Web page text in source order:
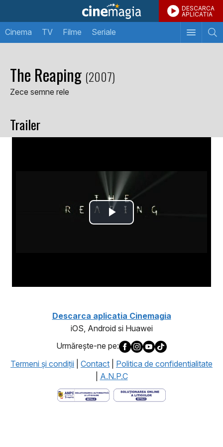
DESCARCA
APLICATIA
Cinema TV Filme Seriale
The Reaping (2007)
Zece semne rele
Trailer
Descarca aplicatia Cinemagia
iOS, Android si Huawei
Urmăreşte-ne pe:
Termeni şi condiţii
Contact
Politica de confidentialitate
A.N.P.C